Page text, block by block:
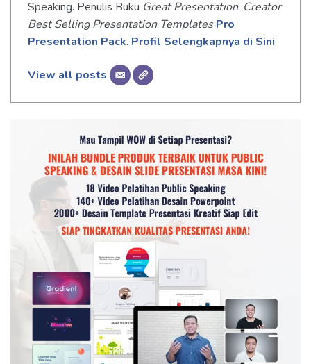
Speaking. Penulis Buku Great Presentation. Creator
Best Selling Presentation Templates Pro
Presentation Pack. Profil Selengkapnya di Sini
View all posts